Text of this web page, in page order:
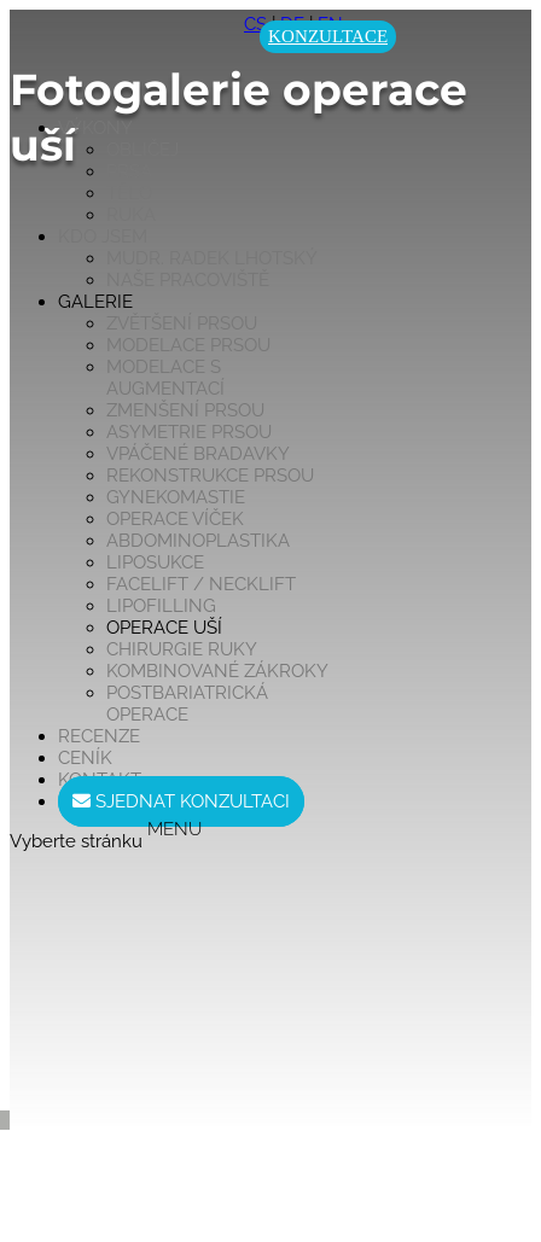
VÝKONY
GALERIE
MODELACE PRSOU
MODELACE S
AUGMENTACÍ
ZMENŠENÍ PRSOU
ASYMETRIE PRSOU
VPÁČENÉ BRADAVKY
REKONSTRUKCE PRSOU
GYNEKOMASTIE
OPERACE VÍČEK
ABDOMINOPLASTIKA
LIPOSUKCE
FACELIFT / NECKLIFT
LIPOFILLING
OPERACE UŠÍ
CHIRURGIE RUKY
KOMBINOVANÉ ZÁKROKY
POSTBARIATRICKÁ
OPERACE
RECENZE
CENÍK
KONTAKT
SJEDNAT KONZULTACI
CS|DE|EN
Vyberte stránku
Fotogalerie operace
uší​
KONZULTACE